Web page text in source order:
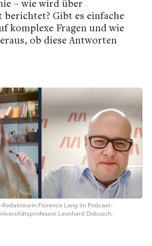
– wie wird über
berichtet? Gibt es einfache
komplexe Fragen und wie
ob diese Antworten
Florence Lang im Podcast-
Leonhard Dobusch.